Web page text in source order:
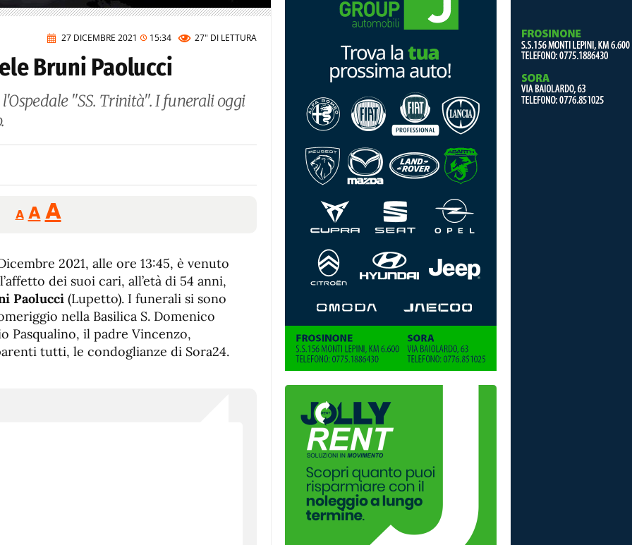
27 DICEMBRE 2021 15:34 27" DI LETTURA
Bruni Paolucci
"SS. Trinità". I funerali oggi
A
Reducir
tamaño
A Restablecer
tamaño
de
fuente
AAumentar
de
fuente.
2021, alle ore 13:45, è venuto
dei suoi cari, all’età di 54 anni,
Paolucci (Lupetto). I funerali si sono
nella Basilica S. Domenico
Pasqualino, il padre Vincenzo,
tutti, le condoglianze di Sora24.